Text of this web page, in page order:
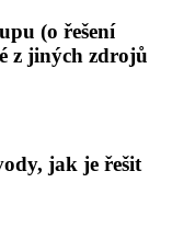
(o řešení
z jiných zdrojů
jak je řešit